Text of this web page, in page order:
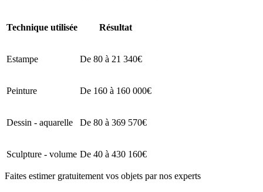
Technique utilisée Résultat
Estampe De 80 à 21 340€
Peinture De 160 à 160 000€
Dessin - aquarelle De 80 à 369 570€
Sculpture - volume De 40 à 430 160€
Faites estimer gratuitement vos objets par nos experts